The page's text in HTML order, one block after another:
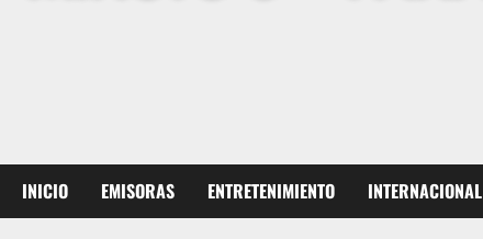
INICIO EMISORAS ENTRETENIMIENTO INTERNACIONAL